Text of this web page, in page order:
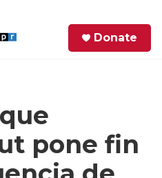
Donate
pone fin